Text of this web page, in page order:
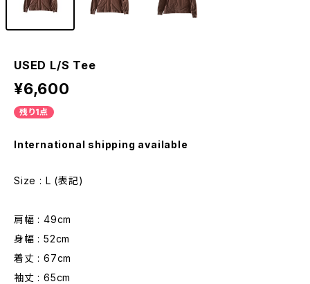
USED L/S Tee
¥6,600
残り1点
International shipping available
Size : L (表記)
肩幅 : 49cm
身幅 : 52cm
着丈 : 67cm
袖丈 : 65cm